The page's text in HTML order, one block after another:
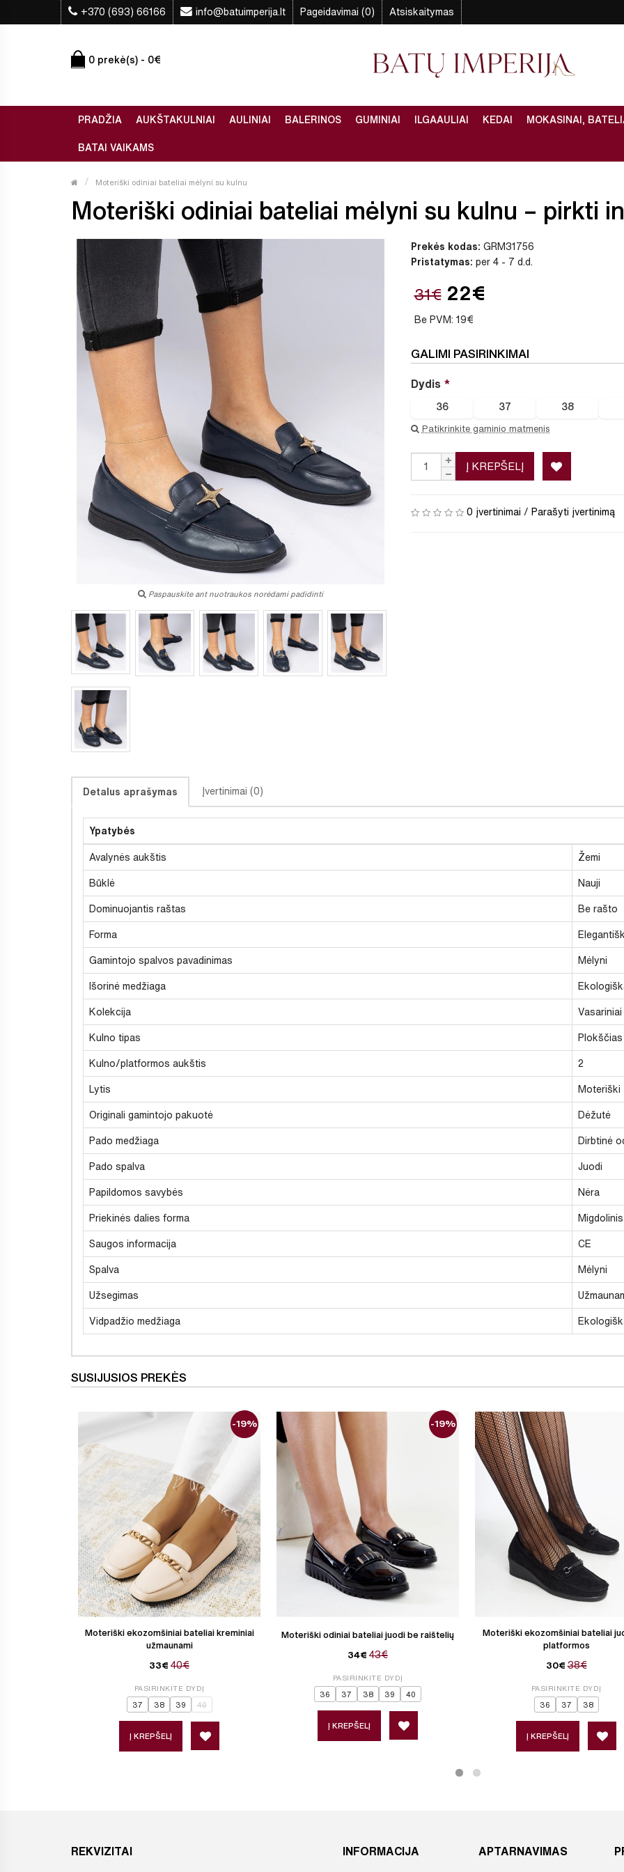
+370 (693) 66166 info@batuimperija.lt Pageidavimai (0) Atsiskaitymas
0 prekė(s) - 0€
PRADŽIA AUKŠTAKULNIAI AULINIAI BALERINOS GUMINIAI ILGAAULIAI KEDAI MOKASINAI,
BATAI VAIKAMS
Moteriški odiniai bateliai mėlyni su kulnu
Moteriški odiniai bateliai mėlyni su kulnu – pirkti
Paspauskite ant nuotraukos norėdami padidinti
Prekės kodas: GRM31756
Pristatymas: per 4 - 7 d.d.
31€ 22€
Be PVM: 19€
GALIMI PASIRINKIMAI
Dydis
36 37 38
Patikrinkite gaminio matmenis
Į KREPŠELĮ
0 įvertinimai / Parašyti įvertinimą
Detalus aprašymas Įvertinimai (0)
Ypatybės
Avalynės aukštis Žemi
Būklė Nauji
Dominuojantis raštas Be rašto
Forma
Gamintojo spalvos pavadinimas Mėlyni
Išorinė medžiaga
Kolekcija Vasariniai
Kulno tipas
Kulno/platformos aukštis 2
Lytis Moteriški
Originali gamintojo pakuotė Dėžutė
Pado medžiaga Dirbtinė
Pado spalva Juodi
Papildomos savybės Nėra
Priekinės dalies forma Migdolinis
Saugos informacija CE
Spalva Mėlyni
Užsegimas
Vidpadžio medžiaga
SUSIJUSIOS PREKĖS
Moteriški ekozomšiniai bateliai kreminiai
užmaunami
33€ 40€
-19%
PASIRINKITE DYDĮ
37 38 39 40
Į KREPŠELĮ
Moteriški odiniai bateliai juodi be raištelių
34€ 43€
-19%
PASIRINKITE DYDĮ
36 37 38 39 40
Į KREPŠELĮ
Moteriški ekozomšiniai bateliai
platformos
30€ 38€
PASIRINKITE DYDĮ
36 37 38
Į KREPŠELĮ
REKVIZITAI INFORMACIJA APTARNAVIMAS